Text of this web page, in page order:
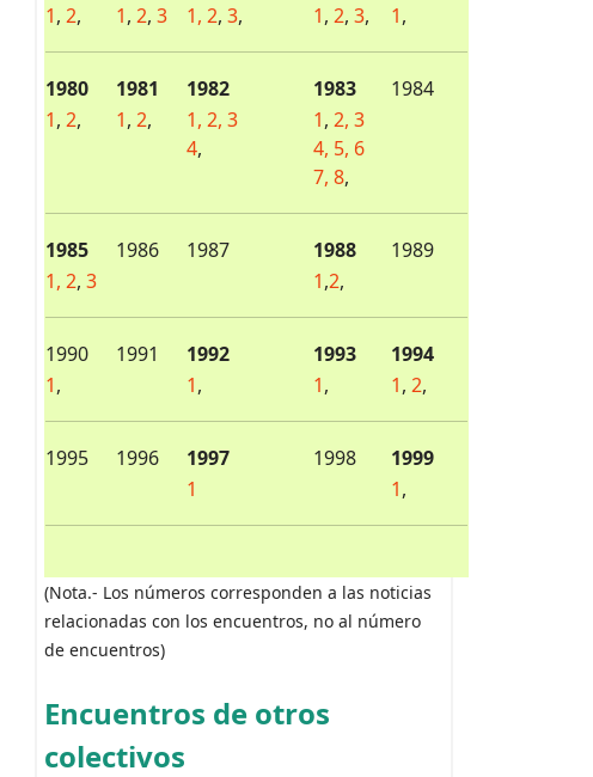
1, 2, 1, 2, 3 1, 2, 3, 1, 2, 3, 1,
1980 1981 1982 1983
1984
1, 2, 1, 2, 1, 2, 3
4,
1, 2, 3
4, 5, 6
7, 8,
1985 1986 1987 1988
1989
1, 2, 3 1,2,
1990 1991 1992 1993
1994
1, 1, 1, 1, 2,
1995 1996 1997 1998
1999
1
1,
(Nota.- Los números corresponden a las noticias
relacionadas con los encuentros, no al número
de encuentros)
Encuentros de otros
colectivos